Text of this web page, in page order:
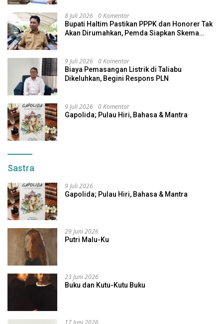
8 Juli 2026 0 Komentar
Bupati Haltim Pastikan PPPK dan Honorer Tak
Akan Dirumahkan, Pemda Siapkan Skema
9 Juli 2026 0 Komentar
Biaya Pemasangan Listrik di Taliabu
Dikeluhkan, Begini Respons PLN
9 Juli 2026 0 Komentar
Gapolida; Pulau Hiri, Bahasa & Mantra
Sastra
9 Juli 2026
Gapolida; Pulau Hiri, Bahasa & Mantra
29 Juni 2026
Putri Malu-Ku
23 Juni 2026
Buku dan Kutu-Kutu Buku
17 Juni 2026